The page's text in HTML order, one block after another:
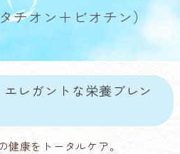
チオン＋ビオチン）
レガントな栄養ブレン
康をトータルケア。